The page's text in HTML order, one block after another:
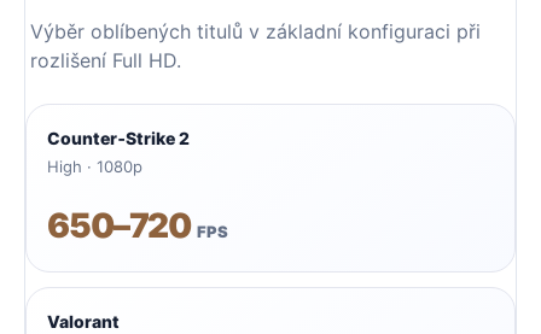
Výběr oblíbených titulů v základní konfiguraci při
rozlišení Full HD.
Counter‑Strike 2
High · 1080p
650–720FPS
Valorant